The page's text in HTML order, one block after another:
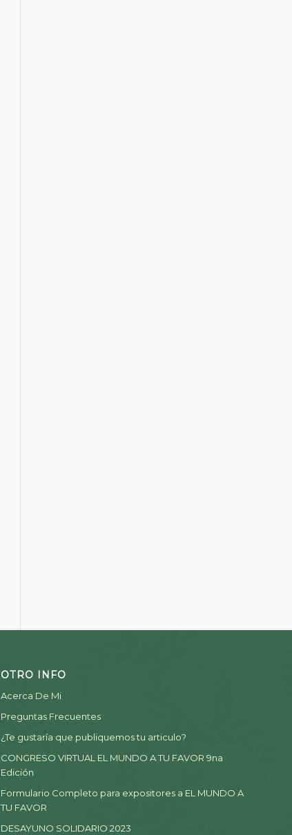
OTRO INFO
Acerca De Mi
Preguntas Frecuentes
¿Te gustaría que publiquemos tu articulo?
CONGRESO VIRTUAL EL MUNDO A TU FAVOR 9na
Edición
Formulario Completo para expositores a EL MUNDO A
TU FAVOR
DESAYUNO SOLIDARIO 2023